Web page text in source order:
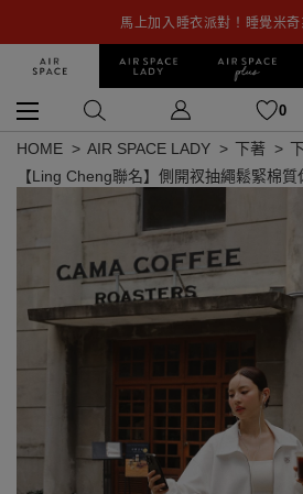
馬上加入睡衣派對！睡覺米
0
HOME AIR SPACE LADY 下著
【Ling Cheng聯名】側開衩抽繩鬆緊棉質